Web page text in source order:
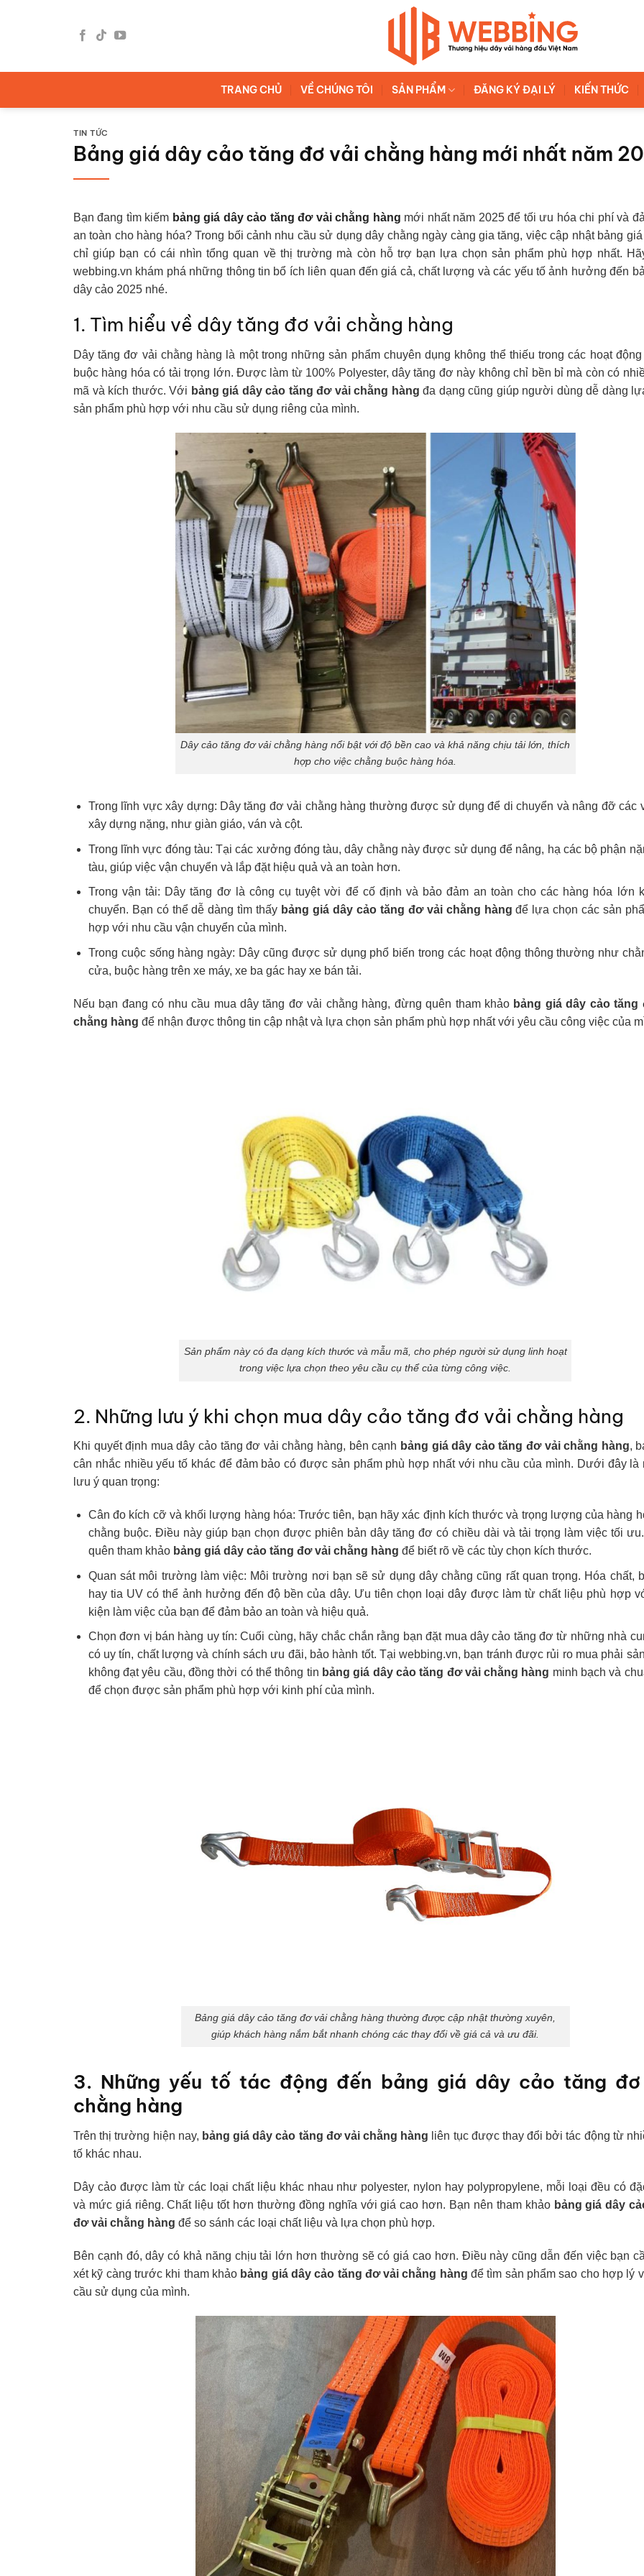
TRANG CHỦ VỀ CHÚNG TÔI SẢN PHẨM ĐĂNG KÝ ĐẠI LÝ KIẾN THỨC
TIN TỨC
Bảng giá dây cảo tăng đơ vải chằng hàng mới nhất năm
Bạn đang tìm kiếm bảng giá dây cảo tăng đơ vải chằng hàng mới nhất năm 2025 để tối ưu hóa chi phí và
an toàn cho hàng hóa? Trong bối cảnh nhu cầu sử dụng dây chằng ngày càng gia tăng, việc cập nhật bảng
chỉ giúp bạn có cái nhìn tổng quan về thị trường mà còn hỗ trợ bạn lựa chọn sản phẩm phù hợp nhất.
webbing.vn khám phá những thông tin bổ ích liên quan đến giá cả, chất lượng và các yếu tố ảnh hưởng đến
dây cảo 2025 nhé.
1. Tìm hiểu về dây tăng đơ vải chằng hàng
Dây tăng đơ vải chằng hàng là một trong những sản phẩm chuyên dụng không thể thiếu trong các hoạt động
buộc hàng hóa có tải trọng lớn. Được làm từ 100% Polyester, dây tăng đơ này không chỉ bền bỉ mà còn có
mã và kích thước. Với bảng giá dây cảo tăng đơ vải chằng hàngđa dạng cũng giúp người dùng dễ dàng
sản phẩm phù hợp với nhu cầu sử dụng riêng của mình.
Dây cảo tăng đơ vải chằng hàng nổi bật với độ bền cao và khả năng chịu tải lớn, thích
hợp cho việc chằng buộc hàng hóa.
Trong lĩnh vực xây dựng: Dây tăng đơ vải chằng hàng thường được sử dụng để di chuyển và nâng đỡ các
xây dựng nặng, như giàn giáo, ván và cột.
Trong lĩnh vực đóng tàu: Tại các xưởng đóng tàu, dây chằng này được sử dụng để nâng, hạ các bộ phận
tàu, giúp việc vận chuyển và lắp đặt hiệu quả và an toàn hơn.
Trong vận tải: Dây tăng đơ là công cụ tuyệt vời để cố định và bảo đảm an toàn cho các hàng hóa lớn
chuyển. Bạn có thể dễ dàng tìm thấy bảng giá dây cảo tăng đơ vải chằng hàng để lựa chọn các sản
hợp với nhu cầu vận chuyển của mình.
Trong cuộc sống hàng ngày: Dây cũng được sử dụng phổ biến trong các hoạt động thông thường như
cửa, buộc hàng trên xe máy, xe ba gác hay xe bán tải.
Nếu bạn đang có nhu cầu mua dây tăng đơ vải chằng hàng, đừng quên tham khảo bảng giá dây cảo tăng
chằng hàng để nhận được thông tin cập nhật và lựa chọn sản phẩm phù hợp nhất với yêu cầu công việc của
Sản phẩm này có đa dạng kích thước và mẫu mã, cho phép người sử dụng linh hoạt
trong việc lựa chọn theo yêu cầu cụ thể của từng công việc.
2. Những lưu ý khi chọn mua dây cảo tăng đơ vải chằng hàng
Khi quyết định mua dây cảo tăng đơ vải chằng hàng, bên cạnh bảng giá dây cảo tăng đơ vải chằng hàng,
cân nhắc nhiều yếu tố khác để đảm bảo có được sản phẩm phù hợp nhất với nhu cầu của mình. Dưới đây là
lưu ý quan trọng:
Cân đo kích cỡ và khối lượng hàng hóa: Trước tiên, bạn hãy xác định kích thước và trọng lượng của hàng
chằng buộc. Điều này giúp bạn chọn được phiên bản dây tăng đơ có chiều dài và tải trọng làm việc tối
quên tham khảobảng giá dây cảo tăng đơ vải chằng hàng để biết rõ về các tùy chọn kích thước.
Quan sát môi trường làm việc: Môi trường nơi bạn sẽ sử dụng dây chằng cũng rất quan trọng. Hóa chất,
hay tia UV có thể ảnh hưởng đến độ bền của dây. Ưu tiên chọn loại dây được làm từ chất liệu phù hợp
kiện làm việc của bạn để đảm bảo an toàn và hiệu quả.
Chọn đơn vị bán hàng uy tín: Cuối cùng, hãy chắc chắn rằng bạn đặt mua dây cảo tăng đơ từ những nhà
có uy tín, chất lượng và chính sách ưu đãi, bảo hành tốt. Tại webbing.vn, bạn tránh được rủi ro mua phải
không đạt yêu cầu, đồng thời có thể thông tin bảng giá dây cảo tăng đơ vải chằng hàng minh bạch và
để chọn được sản phẩm phù hợp với kinh phí của mình.
Bảng giá dây cảo tăng đơ vải chằng hàng thường được cập nhật thường xuyên,
giúp khách hàng nắm bắt nhanh chóng các thay đổi về giá cả và ưu đãi.
3. Những yếu tố tác động đến bảng giá dây cảo tăng
chằng hàng
Trên thị trường hiện nay, bảng giá dây cảo tăng đơ vải chằng hàng liên tục được thay đổi bởi tác động từ
tố khác nhau.
Dây cảo được làm từ các loại chất liệu khác nhau như polyester, nylon hay polypropylene, mỗi loại đều có
và mức giá riêng. Chất liệu tốt hơn thường đồng nghĩa với giá cao hơn. Bạn nên tham khảobảng giá dây
đơ vải chằng hàng để so sánh các loại chất liệu và lựa chọn phù hợp.
Bên cạnh đó, dây có khả năng chịu tải lớn hơn thường sẽ có giá cao hơn. Điều này cũng dẫn đến việc bạn
xét kỹ càng trước khi tham khảo bảng giá dây cảo tăng đơ vải chằng hàngđể tìm sản phẩm sao cho hợp lý
cầu sử dụng của mình.